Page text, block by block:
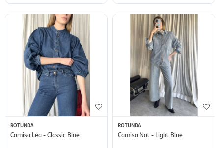
ROTUNDA
Camisa Lea - Classic Blue
ROTUNDA
Camisa Nat - Light Blue